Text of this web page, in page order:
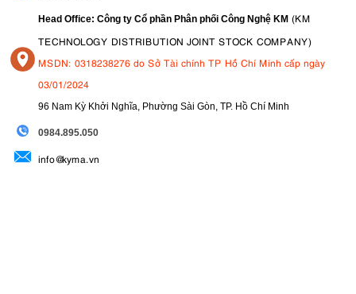
Head Office: Công ty Cổ phần Phân phối Công Nghệ KM (KM
TECHNOLOGY DISTRIBUTION JOINT STOCK COMPANY)
MSDN: 0318238276 do Sở Tài chính TP Hồ Chí Minh cấp ngày
03/01/2024
96 Nam Kỳ Khởi Nghĩa, Phường Sài Gòn, TP. Hồ Chí Minh
0984.895.050
info@kyma.vn